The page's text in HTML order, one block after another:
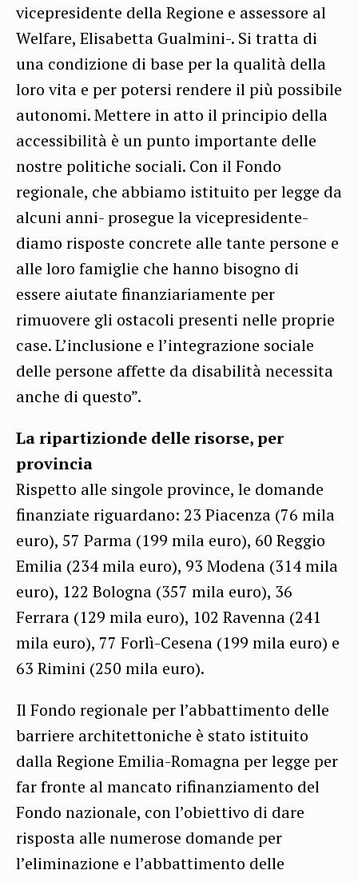
vicepresidente della Regione e assessore al
Welfare, Elisabetta Gualmini-. Si tratta di
una condizione di base per la qualità della
loro vita e per potersi rendere il più possibile
autonomi. Mettere in atto il principio della
accessibilità è un punto importante delle
nostre politiche sociali. Con il Fondo
regionale, che abbiamo istituito per legge da
alcuni anni- prosegue la vicepresidente-
diamo risposte concrete alle tante persone e
alle loro famiglie che hanno bisogno di
essere aiutate finanziariamente per
rimuovere gli ostacoli presenti nelle proprie
case. L’inclusione e l’integrazione sociale
delle persone affette da disabilità necessita
anche di questo”.
La ripartizionde delle risorse, per
provincia
Rispetto alle singole province, le domande
finanziate riguardano: 23 Piacenza (76 mila
euro), 57 Parma (199 mila euro), 60 Reggio
Emilia (234 mila euro), 93 Modena (314 mila
euro), 122 Bologna (357 mila euro), 36
Ferrara (129 mila euro), 102 Ravenna (241
mila euro), 77 Forlì-Cesena (199 mila euro) e
63 Rimini (250 mila euro).
Il Fondo regionale per l’abbattimento delle
barriere architettoniche è stato istituito
dalla Regione Emilia-Romagna per legge per
far fronte al mancato rifinanziamento del
Fondo nazionale, con l’obiettivo di dare
risposta alle numerose domande per
l’eliminazione e l’abbattimento delle